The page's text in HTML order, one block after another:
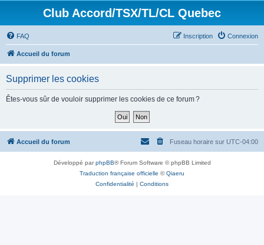
Club Accord/TSX/TL/CL Quebec
FAQ Connexion
Inscription
Accueil du forum
Supprimer les cookies
Êtes-vous sûr de vouloir supprimer les cookies de ce forum ?
Accueil du forum Fuseau horaire sur UTC-04:00
Développé parphpBB® Forum Software © phpBB Limited
Traduction française officielle ©Qiaeru
Confidentialité | Conditions